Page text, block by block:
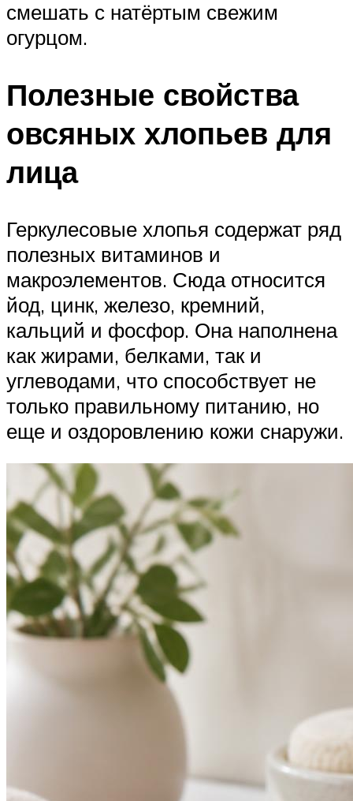
смешать с натёртым свежим
огурцом.
Полезные свойства
овсяных хлопьев для
лица
Геркулесовые хлопья содержат ряд
полезных витаминов и
макроэлементов. Сюда относится
йод, цинк, железо, кремний,
кальций и фосфор. Она наполнена
как жирами, белками, так и
углеводами, что способствует не
только правильному питанию, но
еще и оздоровлению кожи снаружи.